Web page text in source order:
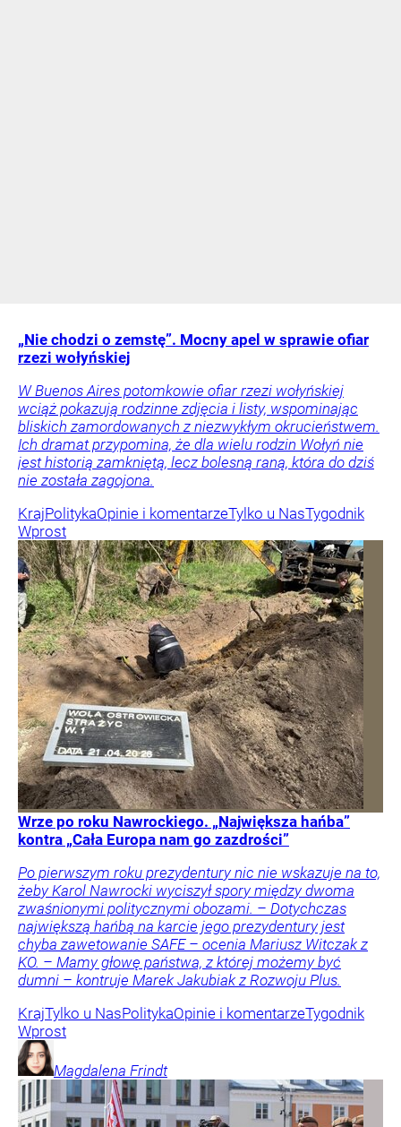
„Nie chodzi o zemstę”. Mocny apel w sprawie ofiar
rzezi wołyńskiej
W Buenos Aires potomkowie ofiar rzezi wołyńskiej
wciąż pokazują rodzinne zdjęcia i listy, wspominając
bliskich zamordowanych z niezwykłym okrucieństwem.
Ich dramat przypomina, że dla wielu rodzin Wołyń nie
jest historią zamkniętą, lecz bolesną raną, która do dziś
nie została zagojona.
KrajPolitykaOpinie i komentarzeTylko u NasTygodnik
Wprost
Wrze po roku Nawrockiego. „Największa hańba”
kontra „Cała Europa nam go zazdrości”
Po pierwszym roku prezydentury nic nie wskazuje na to,
żeby Karol Nawrocki wyciszył spory między dwoma
zwaśnionymi politycznymi obozami. – Dotychczas
największą hańbą na karcie jego prezydentury jest
chyba zawetowanie SAFE – ocenia Mariusz Witczak z
KO. – Mamy głowę państwa, z której możemy być
dumni – kontruje Marek Jakubiak z Rozwoju Plus.
KrajTylko u NasPolitykaOpinie i komentarzeTygodnik
Wprost
Magdalena Frindt